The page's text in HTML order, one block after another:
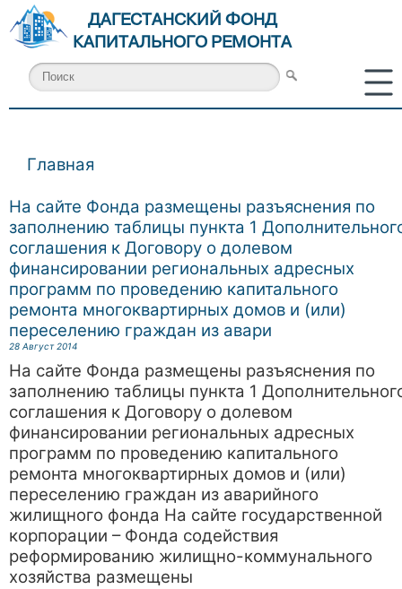
ДАГЕСТАНСКИЙ ФОНД
КАПИТАЛЬНОГО РЕМОНТА
Главная
На сайте Фонда размещены разъяснения по
заполнению таблицы пункта 1
соглашения к Договору о долевом
финансировании региональных адресных
программ по проведению капитального
ремонта многоквартирных домов и (или)
переселению граждан из авари
28 Август 2014
На сайте Фонда размещены разъяснения по
заполнению таблицы пункта 1
соглашения к Договору о долевом
финансировании региональных адресных
программ по проведению капитального
ремонта многоквартирных домов и (или)
переселению граждан из аварийного
жилищного фонда На сайте государственной
корпорации – Фонда содействия
реформированию жилищно-коммунального
хозяйства размещены